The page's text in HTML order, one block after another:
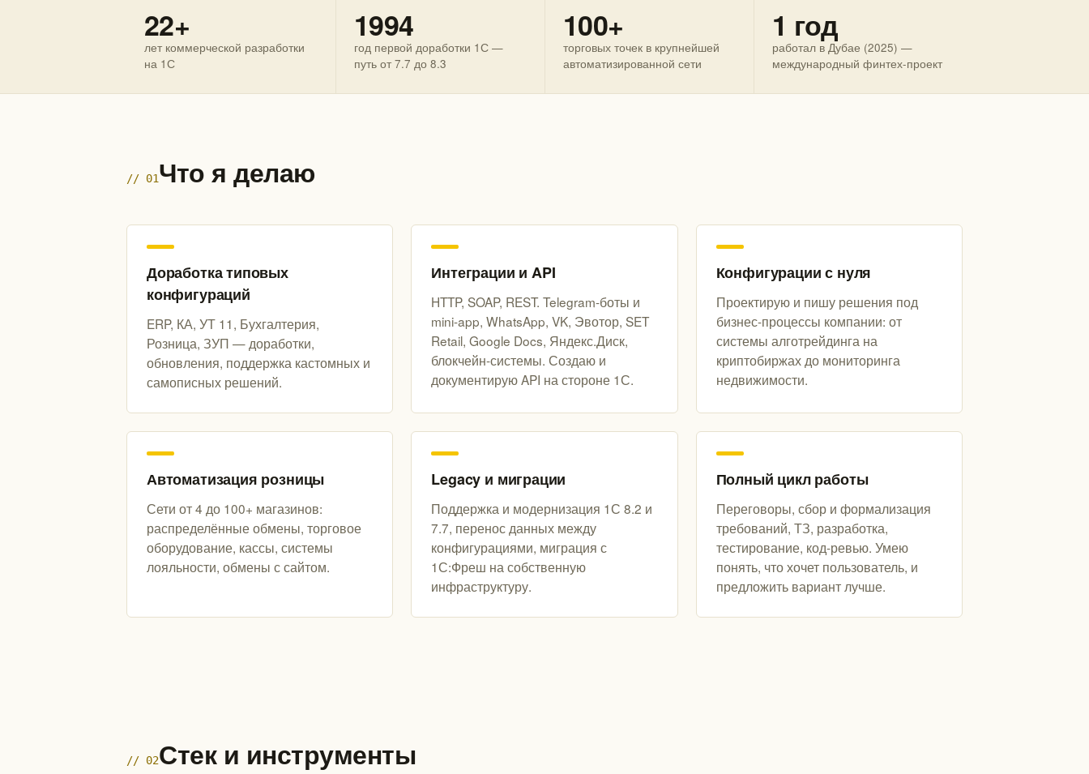
22+
лет коммерческой разработки
на 1С
1994
год первой доработки 1С —
путь от 7.7 до 8.3
100+
торговых точек в крупнейшей
автоматизированной сети
1 год
работал в Дубае (2025) —
международный финтех-проект
// 01Что я делаю
Доработка типовых
конфигураций
ERP, КА, УТ 11, Бухгалтерия,
Розница, ЗУП — доработки,
обновления, поддержка кастомных и
самописных решений.
Интеграции и API
HTTP, SOAP, REST. Telegram-боты и
mini-app, WhatsApp, VK, Эвотор, SET
Retail, Google Docs, Яндекс.Диск,
блокчейн-системы. Создаю и
документирую API на стороне 1С.
Конфигурации с нуля
Проектирую и пишу решения под
бизнес-процессы компании: от
системы алготрейдинга на
криптобиржах до мониторинга
недвижимости.
Автоматизация розницы
Сети от 4 до 100+ магазинов:
распределённые обмены, торговое
оборудование, кассы, системы
лояльности, обмены с сайтом.
Legacy и миграции
Поддержка и модернизация 1С 8.2 и
7.7, перенос данных между
конфигурациями, миграция с
1С:Фреш на собственную
инфраструктуру.
Полный цикл работы
Переговоры, сбор и формализация
требований, ТЗ, разработка,
тестирование, код-ревью. Умею
понять, что хочет пользователь, и
предложить вариант лучше.
// 02Стек и инструменты